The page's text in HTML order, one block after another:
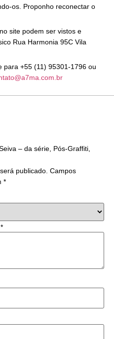
os. Proponho reconectar o
site podem ser vistos e
Rua Harmonia 95C Vila
para +55 (11) 95301-1796 ou
– da série, Pós-Graffiti,
publicado. Campos
*
*